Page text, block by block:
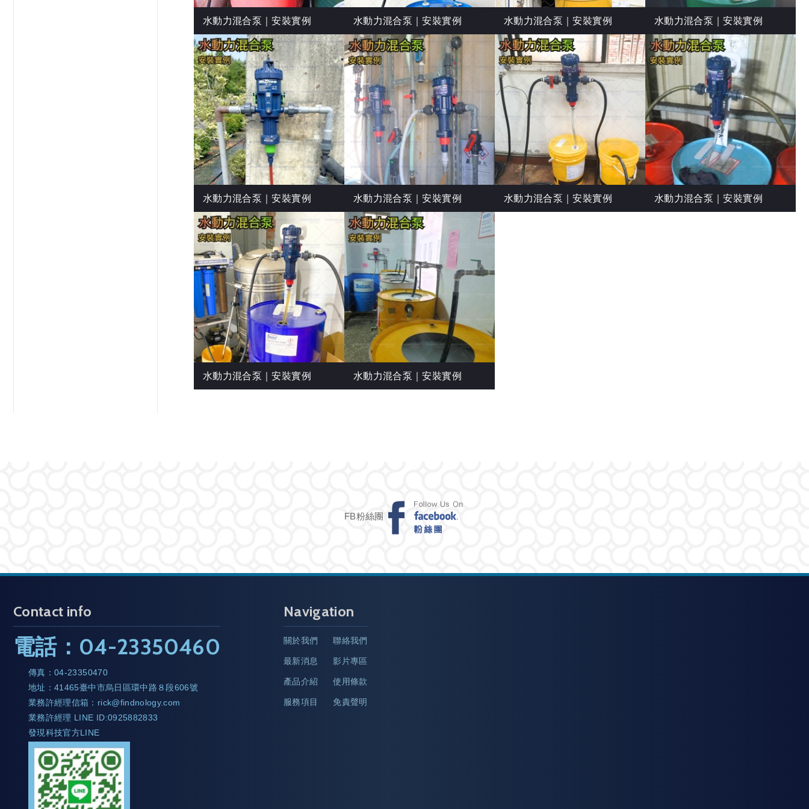
水動力混合泵｜安裝實例 水動力混合泵｜安裝實例 水動力混合泵｜安裝實例 水動力混合泵｜安裝實例
水動力混合泵｜安裝實例 水動力混合泵｜安裝實例 水動力混合泵｜安裝實例 水動力混合泵｜安裝實例
水動力混合泵｜安裝實例 水動力混合泵｜安裝實例
FB粉絲團
Contact info
電話： 04-23350460
傳真：04-23350470
地址：41465臺中市烏日區環中路８段606號
業務許經理信箱： rick@findnology.com
業務許經理 LINE ID:0925882833
發現科技官方LINE
Navigation
關於我們
最新消息
產品介紹
服務項目
聯絡我們
影片專區
使用條款
免責聲明